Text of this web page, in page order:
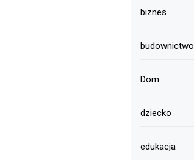
biznes
budownictwo
Dom
dziecko
edukacja